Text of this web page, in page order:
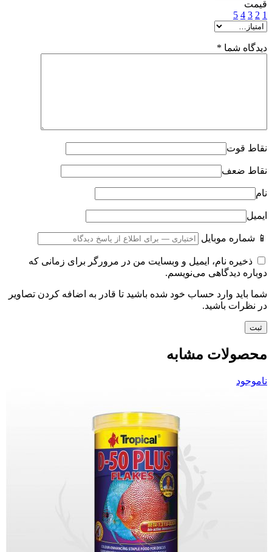
قیمت
1
2
3
4
5
دیدگاه شما *
نقاط قوت
نقاط ضعف
نام
ایمیل
📱 شماره موبایل
ذخیره نام، ایمیل و وبسایت من در مرورگر برای زمانی که
دوباره دیدگاهی می‌نویسم.
شما باید وارد حساب خود شده باشید تا قادر به اضافه کردن تصاویر
در نظرات باشید.
محصولات مشابه
ناموجود